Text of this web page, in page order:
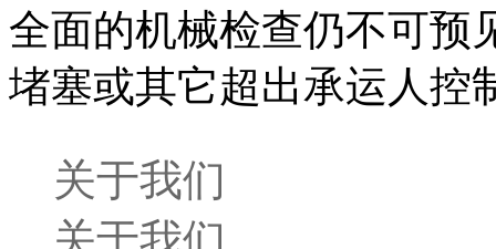
全面的机械检查仍不可预
堵塞或其它超出承运人控
关于我们